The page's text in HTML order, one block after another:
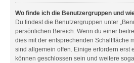
Wo finde ich die Benutzergruppen und
Du findest die Benutzergruppen unter
persönlichen Bereich. Wenn du einer
dies mit der entsprechenden Schaltfläche
sind allgemein offen. Einige erfordern erst
können geschlossen sein und weitere